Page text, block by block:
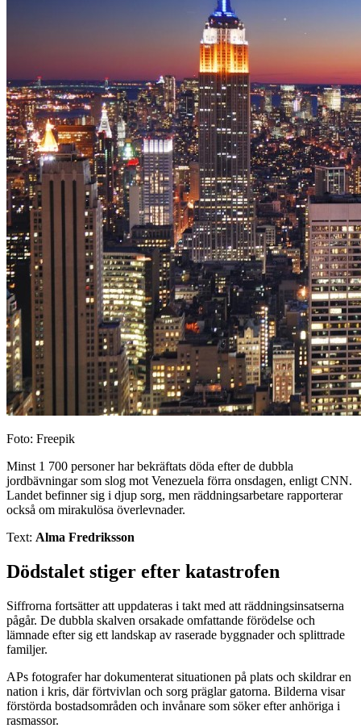
Foto: Freepik
Minst 1 700 personer har bekräftats döda efter de dubbla
jordbävningar som slog mot Venezuela förra onsdagen, enligt CNN.
Landet befinner sig i djup sorg, men räddningsarbetare rapporterar
också om mirakulösa överlevnader.
Text: Alma Fredriksson
Dödstalet stiger efter katastrofen
Siffrorna fortsätter att uppdateras i takt med att räddningsinsatserna
pågår. De dubbla skalven orsakade omfattande förödelse och
lämnade efter sig ett landskap av raserade byggnader och splittrade
familjer.
APs fotografer har dokumenterat situationen på plats och skildrar en
nation i kris, där förtvivlan och sorg präglar gatorna. Bilderna visar
förstörda bostadsområden och invånare som söker efter anhöriga i
rasmassor.